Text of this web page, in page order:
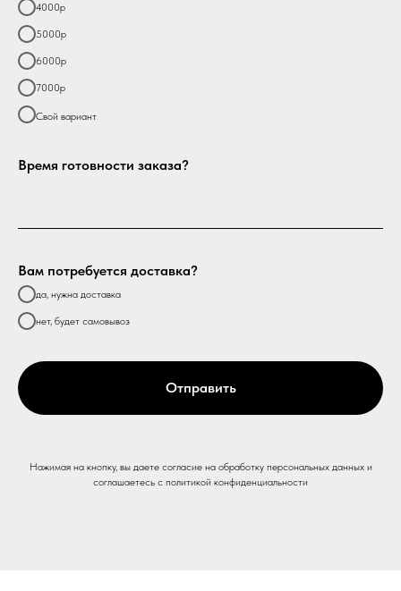
4000р
5000р
6000р
7000р
Свой вариант
Время готовности заказа?
Вам потребуется доставка?
да, нужна доставка
нет, будет самовывоз
Отправить
Нажимая на кнопку, вы даете согласие на обработку персональных данных и
соглашаетесь c политикой конфиденциальности